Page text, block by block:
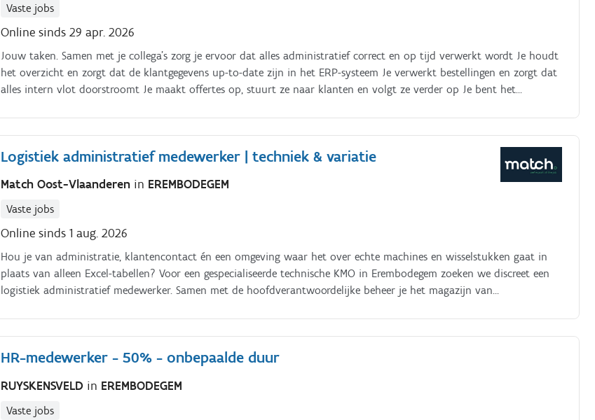
Vaste jobs
Online sinds 29 apr. 2026
Jouw taken. Samen met je collega’s zorg je ervoor dat alles administratief correct en op tijd verwerkt wordt Je houdt
het overzicht en zorgt dat de klantgegevens up-to-date zijn in het ERP-systeem Je verwerkt bestellingen en zorgt dat
alles intern vlot doorstroomt Je maakt offertes op, stuurt ze naar klanten en volgt ze verder op Je bent het
techniekers en schakelt met de planning Je maakt contracten op en volgt de administratie errond op Je helpt de
accountmanager met aanbestedingsdocumenten en zorgt dat alles tijdig binnen is
Logistiek administratief medewerker | techniek & variatie
Match Oost-Vlaanderen in EREMBODEGEM
Vaste jobs
Online sinds 1 aug. 2026
Hou je van administratie, klantencontact én een omgeving waar het over echte machines en wisselstukken gaat in
plaats van alleen Excel-tabellen? Voor een gespecialiseerde technische KMO in Erembodegem zoeken we discreet een
logistiek administratief medewerker. Samen met de hoofdverantwoordelijke beheer je het magazijn van
levering. Ook wanneer je vandaag goed zit, kan deze functie interessant zijn als je meer afwisseling,
verantwoordelijkheid of technisch klantencontact zoekt.
HR-medewerker - 50% - onbepaalde duur
RUYSKENSVELD in EREMBODEGEM
Vaste jobs